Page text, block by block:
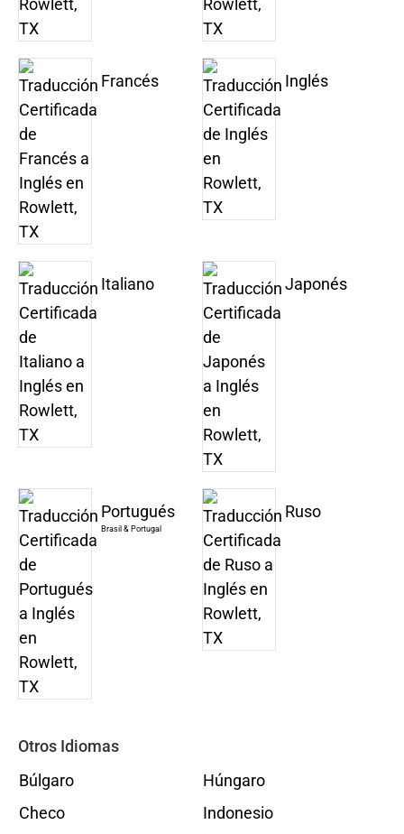
Francés Inglés
Italiano Japonés
Portugués
Brasil & Portugal
Ruso
Otros Idiomas
Búlgaro
Checo
Húngaro
Indonesio